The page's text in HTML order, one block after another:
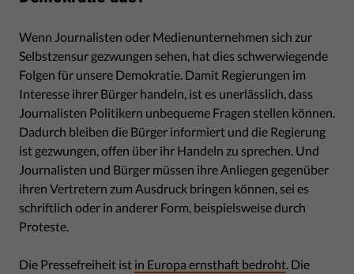
Wenn Journalisten oder Medienunternehmen sich zur
Selbstzensur gezwungen sehen, hat dies schwerwiegende
Folgen für unsere Demokratie. Damit Regierungen im
Interesse ihrer Bürger handeln, ist es unerlässlich, dass
Journalisten Politikern unbequeme Fragen stellen können.
Dadurch bleiben die Bürger informiert und die Regierung
ist gezwungen, offen über ihr Handeln zu sprechen. Und
Journalisten und Bürger müssen ihre Anliegen gegenüber
ihren Vertretern zum Ausdruck bringen können, sei es
schriftlich oder in anderer Form, beispielsweise durch
Proteste.
Die Pressefreiheit ist in Europa ernsthaft bedroht . Die